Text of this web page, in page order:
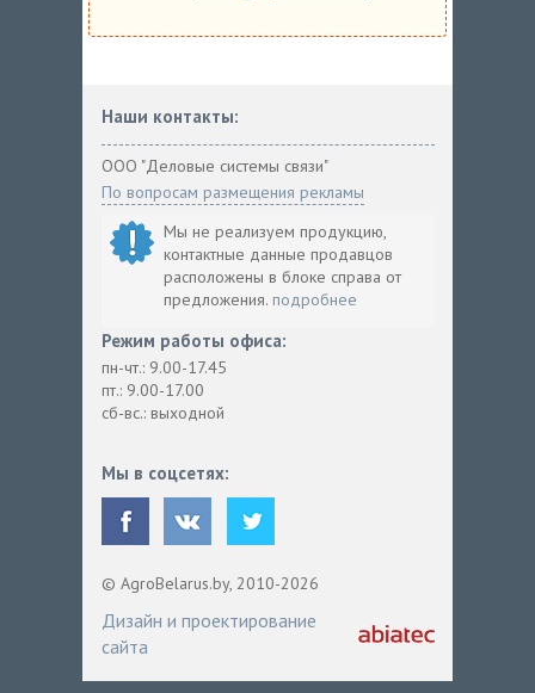
Наши контакты:
ООО "Деловые системы связи"
По вопросам размещения рекламы
Мы не реализуем продукцию,
контактные данные продавцов
расположены в блоке справа от
предложения. подробнее
Режим работы офиса:
пн-чт.: 9.00-17.45
пт.: 9.00-17.00
сб-вс.: выходной
Мы в соцсетях:
© AgroBelarus.by, 2010-2026
Дизайн и проектирование
сайта